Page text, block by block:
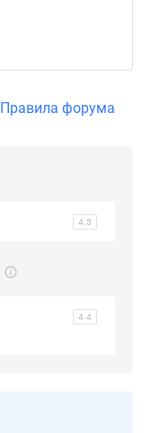
Правила форума
4.5
4.4